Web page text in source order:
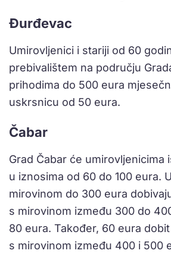
Đurđevac
Umirovljenici i stariji od 60
prebivalištem na području
prihodima do 500 eura
uskrsnicu od 50 eura.
Čabar
Grad Čabar će umirovljenicima
u iznosima od 60 do 100 eura.
mirovinom do 300 eura
s mirovinom između 300 do
80 eura. Također, 60 eura
s mirovinom između 400 i 500